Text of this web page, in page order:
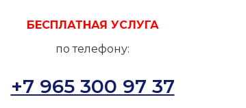
БЕСПЛАТНАЯ УСЛУГА
по телефону:
+7 965 300 97 37